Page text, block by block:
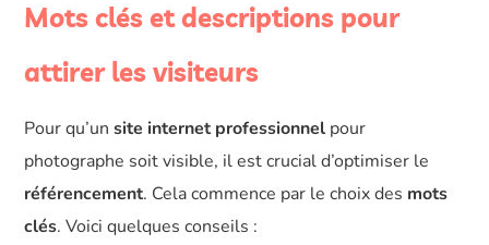
Mots clés et descriptions pour
attirer les visiteurs
Pour qu’unsite internet professionnel pour
photographe soit visible, il est crucial d’optimiser le
référencement. Cela commence par le choix des mots
clés. Voici quelques conseils :